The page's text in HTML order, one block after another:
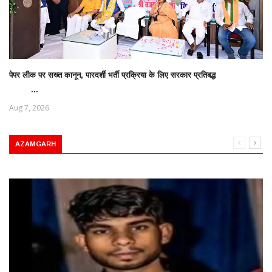
पेपर लीक पर सख्त कानून, पारदर्शी भर्ती प्रक्रिया के लिए सरकार प्रतिबद्ध
...
Aug 7, 2026
AZAMGARH